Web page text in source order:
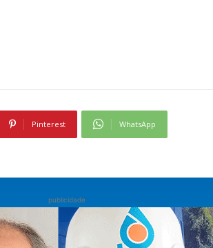
Pinterest WhatsApp
publicidade